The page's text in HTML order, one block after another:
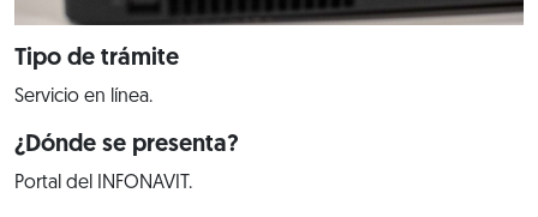
Tipo de trámite
Servicio en línea.
¿Dónde se presenta?
Portal del INFONAVIT.